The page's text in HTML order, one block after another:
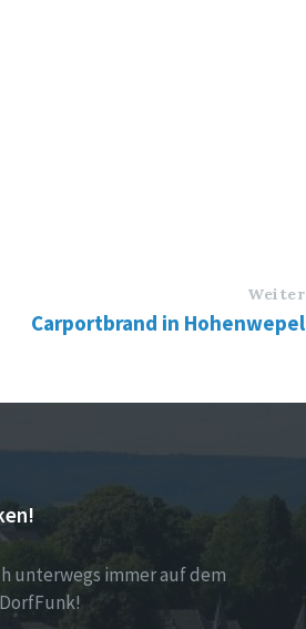
Weiter
Carportbrand in Hohenwepel
unterwegs immer auf dem